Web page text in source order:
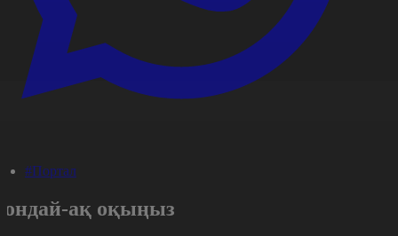
#Портал
ақ оқыңыз